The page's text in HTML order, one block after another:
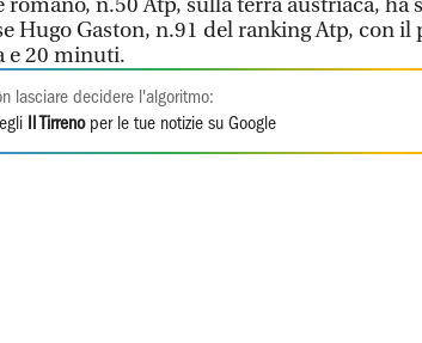
romano, n.50 Atp, sulla terra austriaca, ha
Hugo Gaston, n.91 del ranking Atp, con il
e 20 minuti.
lasciare decidere l'algoritmo:
Il Tirrenoper le tue notizie su Google